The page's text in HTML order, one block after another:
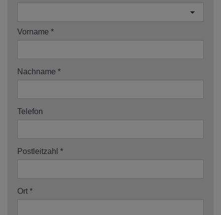
Vorname
Nachname
Telefon
Postleitzahl
Ort